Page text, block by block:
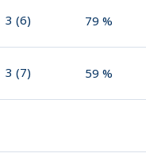
3 (6) 79 %
3 (7) 59 %